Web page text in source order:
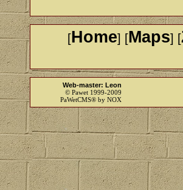
[Home] [Maps] [
Web-master: Leon
© Pawet 1999-2009
PaWetCMS® by NOX